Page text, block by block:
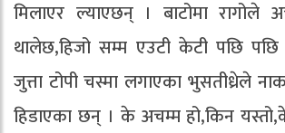
मिलाएर ल्याएछन् । बाटोमा रागोले
थालेछ,हिजो सम्म एउटी केटी पछि
जुत्ता टोपी चस्मा लगाएका भुसतीध्रेले
हिडाएका छन् । के अचम्म हो,किन